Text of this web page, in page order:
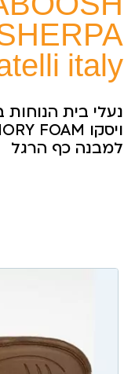
italy
נעלי בית
למבנה כף הרגל